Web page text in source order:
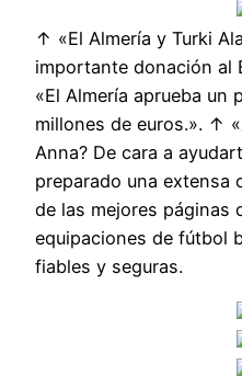
↑ «El Almería y Turki
importante donación al
«El Almería aprueba un
millones de euros.». ↑
Anna? De cara a
preparado una extensa
de las mejores páginas
equipaciones de fútbol
fiables y seguras.